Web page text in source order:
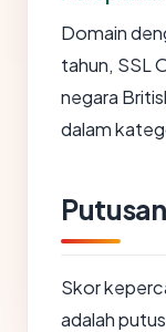
Domain
tahun, SSL
negara
dalam
Putusan
Skor
adalah